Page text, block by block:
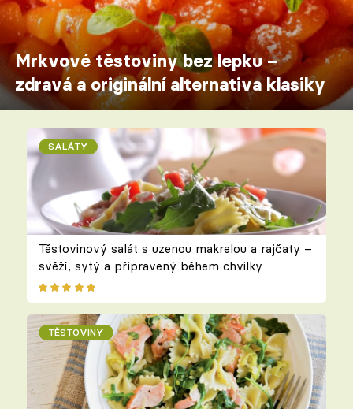
Mrkvové těstoviny bez lepku –
zdravá a originální alternativa klasiky
SALÁTY
Těstovinový salát s uzenou makrelou a rajčaty –
svěží, sytý a připravený během chvilky
TĚSTOVINY